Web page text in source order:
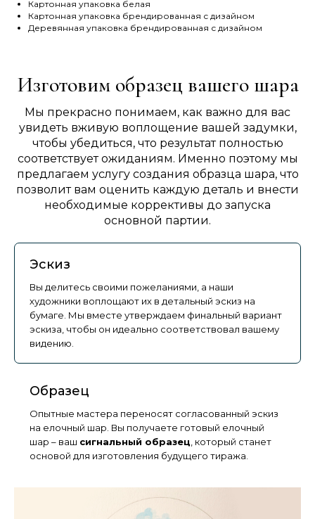
Картонная упаковка белая
Картонная упаковка брендированная с дизайном
Деревянная упаковка брендированная с дизайном
Изготовим образец вашего шара
Мы прекрасно понимаем, как важно для вас
увидеть вживую воплощение вашей задумки,
чтобы убедиться, что результат полностью
соответствует ожиданиям. Именно поэтому мы
предлагаем услугу создания образца шара, что
позволит вам оценить каждую деталь и внести
необходимые коррективы до запуска
основной партии.
Эскиз
Вы делитесь своими пожеланиями, а наши
художники воплощают их в детальный эскиз на
бумаге. Мы вместе утверждаем финальный вариант
эскиза, чтобы он идеально соответствовал вашему
видению.
Образец
Опытные мастера переносят согласованный эскиз
на елочный шар. Вы получаете готовый елочный
шар – ваш сигнальный образец, который станет
основой для изготовления будущего тиража.